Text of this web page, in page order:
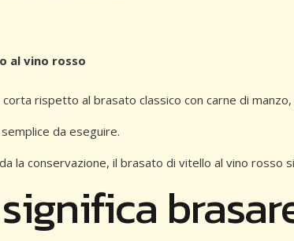
al vino rosso
rispetto al brasato classico con carne di
da eseguire.
la conservazione, il brasato di vitello al vino